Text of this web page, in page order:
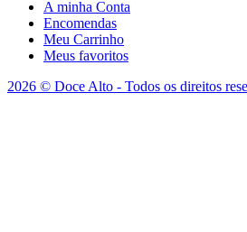
A minha Conta
Encomendas
Meu Carrinho
Meus favoritos
2026 © Doce Alto - Todos os direitos